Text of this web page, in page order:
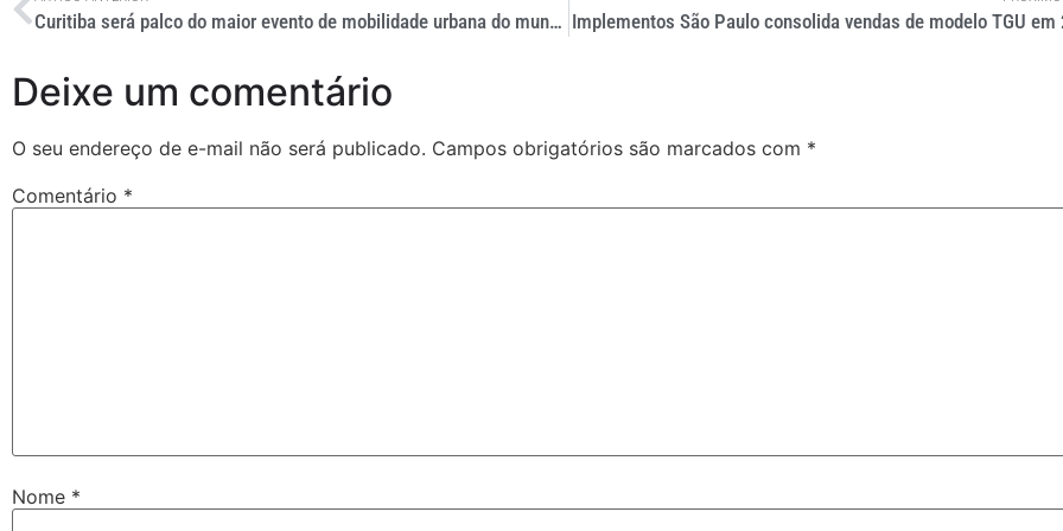
Curitiba será palco do maior evento de mobilidade urbana do mundo em março Implementos São Paulo consolida vendas de modelo TGU
Deixe um comentário
O seu endereço de e-mail não será publicado. Campos obrigatórios são marcados com *
Comentário *
Nome *